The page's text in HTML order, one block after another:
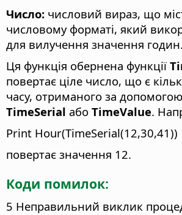
Число: числовий вираз, що
числовому форматі, який
для вилучення значення годин.
Ця функція обернена функції
повертає ціле число, що є
часу, отриманого за допомогою
TimeSerial або TimeValue.
Print Hour(TimeSerial(12,30,41))
повертає значення 12.
Коди помилок:
5 Неправильний виклик